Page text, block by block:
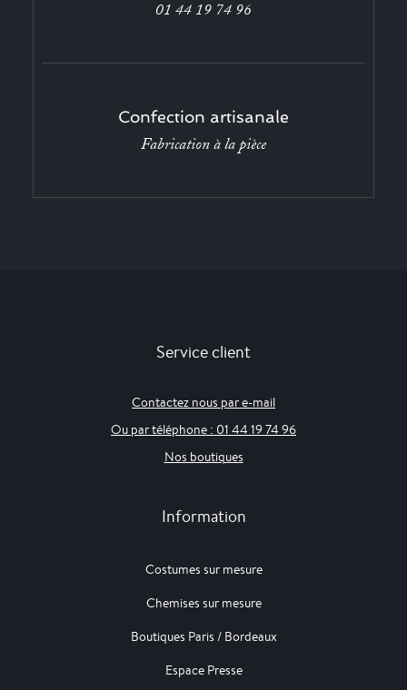
01 44 19 74 96
Confection artisanale
Fabrication à la pièce
Service client
Contactez nous par e-mail
Ou par téléphone : 01 44 19 74 96
Nos boutiques
Information
Costumes sur mesure
Chemises sur mesure
Boutiques Paris / Bordeaux
Espace Presse